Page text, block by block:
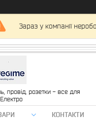
Зараз у компанії
провід, розетки - все для
КОНТАКТИ